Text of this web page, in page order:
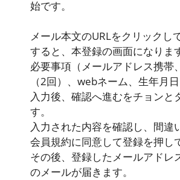
始です。
メール本文のURLをクリックし
すると、本登録の画面になりま
必要事項（メールアドレス携帯
（2回）、webネーム、生年月
入力後、確認へ進むをチョンと
す。
入力された内容を確認し、間違
会員規約に同意して登録を押し
その後、登録したメールアドレ
のメールが届きます。